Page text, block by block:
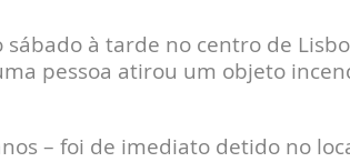
sábado à tarde no centro de
pessoa atirou um objeto
– foi de imediato detido no